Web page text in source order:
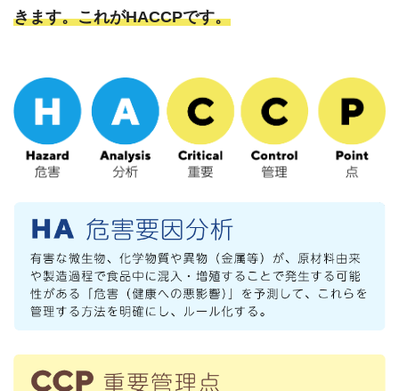
きます。これがHACCPです。